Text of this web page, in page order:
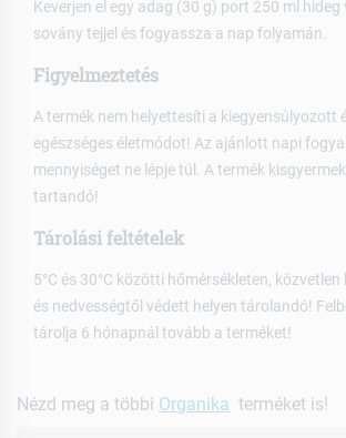
Keverjen el egy adag (30 g) port 250 ml hideg
sovány tejjel és fogyassza a nap folyamán.
Figyelmeztetés
A termék nem helyettesíti a kiegyensúlyozott
egészséges életmódot! Az ajánlott napi
mennyiséget ne lépje túl. A termék
tartandó!
Tárolási feltételek
5°C és 30°C közötti hőmérsékleten,
és nedvességtől védett helyen tárolandó!
tárolja 6 hónapnál tovább a terméket!
Nézd meg a többi Organika terméket is!